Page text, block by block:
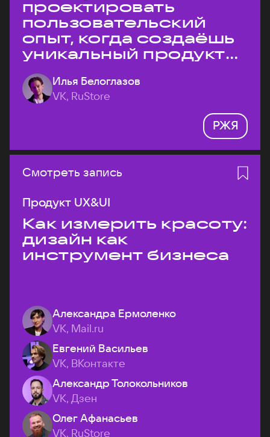
проектировать
пользовательский
опыт, когда создаёшь
уникальный продукт
на рынке?
Илья Белоглазов
VK, RuStore
РЖЯ
Смотреть запись
Продукт UX&UI
Как измерить красоту:
дизайн как
инструмент бизнеса
Александра Ермоленко
VK, Mail.ru
Евгений Васильев
VK, ВКонтакте
Александр Толокольников
VK, Дзен
Олег Афанасьев
VK, RuStore